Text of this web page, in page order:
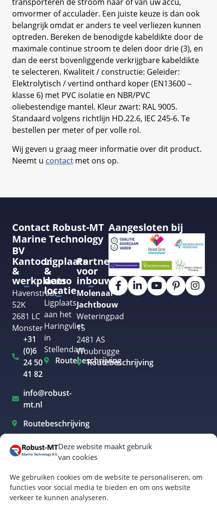
Deze website maakt gebruik
van cookies
We gebruiken cookies om de website te personaliseren, om
functies voor social media te bieden en om ons website
verkeer te kunnen analyseren.
omvormer of acculader. Een juiste keuze is dan ook
belangrijk omdat er anders te veel verliezen kunnen
optreden. Bereken de benodigde kabeldikte door de
maximale continue stroom te delen door drie (3), en
dan de eerst bovenliggende verkrijgbare kabeldikte
te selecteren. Kwaliteit / constructie: Geleider:
Elektrolytisch / vertind onthard koper (EN13600 –
klasse 6) met PVC isolatie en NBR/PVC
oliebestendige mantel. Kleur zwart: RAL 9005.
Standaard volgens richtlijn HD.22.6, IEC 245-6. Te
bestellen per meter of per volle rol.
Wij geven u graag meer informatie over dit product.
Neemt u contact met ons op.
Contact Robust-MT
Marine Technology
BV
Kantoor
&
werkplaats
Havenstraat
52K
2681 LC
Monster
+31
(0)6
24 50
41 82
info@robust-
mt.nl
Routebeschrijving
Ligplaats
&
demo
locatie
Ligplaats
aan het
Haringvliet
in
Stellendam
Routebeschrijving
Partner
voor
inbouw
Molenaar
Jachtbouw
Weteringpad
15
2481 AS
Woubrugge
Routebeschrijving
Aangesloten bij
Elektrisch varen Westland
Elektrisch varen Rotterdam
Elektrisch varen Amsterdam